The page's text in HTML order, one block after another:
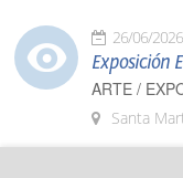
26/06/2026
Exposición
ARTE /
Santa